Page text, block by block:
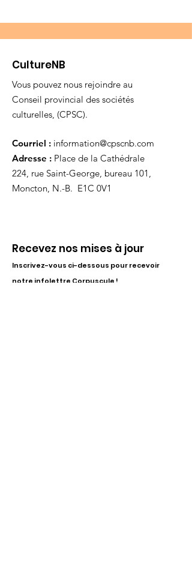
CultureNB
Vous pouvez nous rejoindre au
Conseil provincial des sociétés
culturelles, (CPSC).
Courriel : information@cpscnb.com
Adresse : Place de la Cathédrale
224, rue Saint-George, bureau 101,
Moncton, N.-B. E1C 0V1
Recevez nos mises à jour
Inscrivez-vous ci-dessous pour recevoir
notre infolettre Corpuscule !